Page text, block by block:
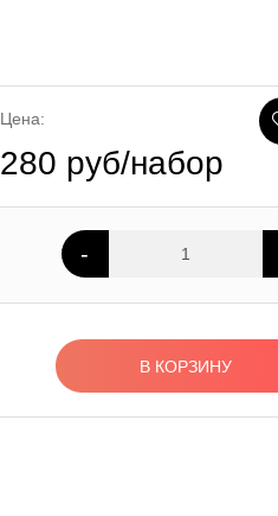
Цена:
280 руб/набор
-
В КОРЗИНУ